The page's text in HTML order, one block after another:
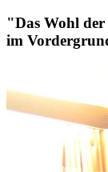
"Das Wohl
im